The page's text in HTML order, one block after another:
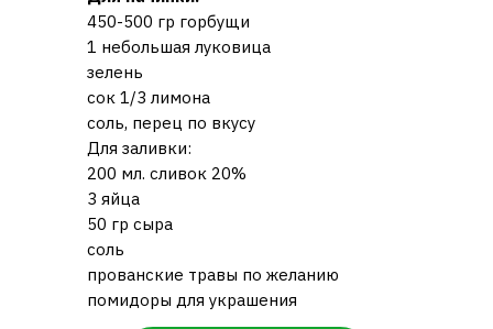
450-500 гр горбущи
1 небольшая луковица
зелень
сок 1/3 лимона
соль, перец по вкусу
Для заливки:
200 мл. сливок 20%
3 яйца
50 гр сыра
соль
прованские травы по желанию
помидоры для украшения